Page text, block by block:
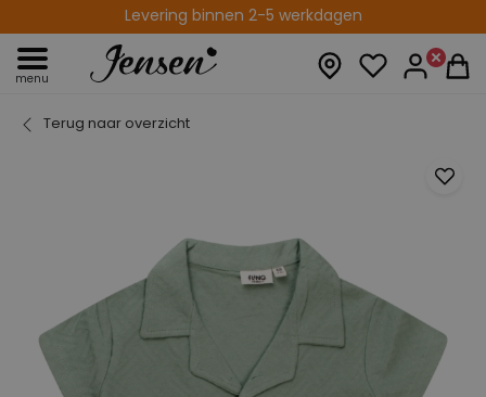
Levering binnen 2-5 werkdagen
menu
Terug naar overzicht